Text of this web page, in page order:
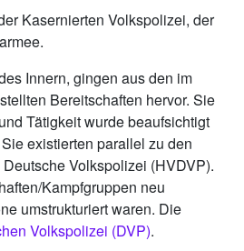
Kasernierten Volkspolizei, der
Innern, gingen aus den im
Bereitschaften hervor. Sie
Tätigkeit wurde beaufsichtigt
existierten parallel zu den
Volkspolizei (HVDVP).
Kampfgruppen neu
umstrukturiert waren. Die
Volkspolizei (DVP).